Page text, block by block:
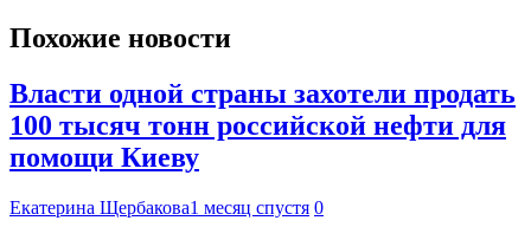
Похожие новости
Власти одной страны захотели продать
100 тысяч тонн российской нефти для
помощи Киеву
Екатерина Щербакова1 месяц спустя 0